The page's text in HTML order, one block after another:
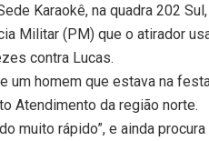
Karaokê, na quadra 202
Militar (PM) que o atirador
contra Lucas.
um homem que estava na
Atendimento da região norte.
muito rápido”, e ainda